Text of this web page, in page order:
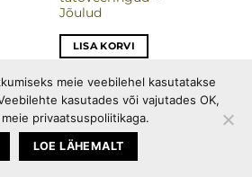
Jõulud
LISA KORVI
PRIVAATSUSPOLIITIKA
2026 ©Happymania
meie veebilehel kasutatakse
kasutades või vajutades OK,
privaatsuspoliitikaga.
LOE LÄHEMALT